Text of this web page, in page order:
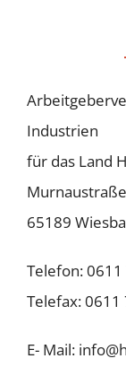
Industrien
für das Land
65189
Telefon:
Telefax: 0611
E- Mail: